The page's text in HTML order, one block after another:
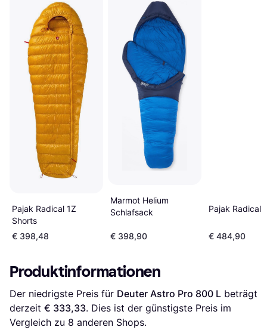
Pajak Radical 1Z
Shorts
€ 398,48
Marmot Helium
Schlafsack
€ 398,90
Pajak Radical
€ 484,90
Produktinformationen
Der niedrigste Preis für Deuter Astro Pro 800 L beträgt
derzeit € 333,33. Dies ist der günstigste Preis im
Vergleich zu 8 anderen Shops.